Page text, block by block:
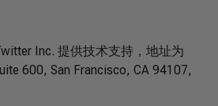
Inc. 提供技术支持，地址为
600, San Francisco, CA 94107,